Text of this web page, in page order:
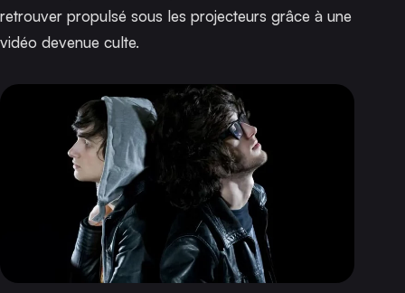
retrouver propulsé sous les projecteurs grâce à une
vidéo devenue culte.